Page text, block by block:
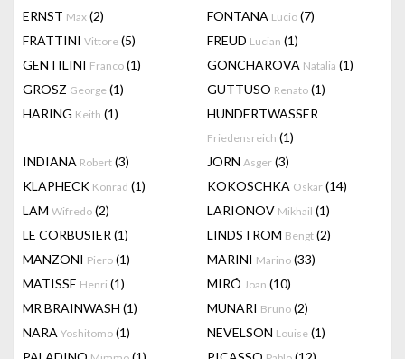
ERNST Max (2) FONTANA Lucio (7)
FRATTINI Vittore (5) FREUD Lucian (1)
GENTILINI Franco (1) GONCHAROVA Natalia (1)
GROSZ George (1) GUTTUSO Renato (1)
HARING Keith (1) HUNDERTWASSER
Friedensreich (1)
INDIANA Robert (3) JORN Asger (3)
KLAPHECK Konrad (1) KOKOSCHKA Oskar (14)
LAM Wifredo (2) LARIONOV Mikhail (1)
LE CORBUSIER (1) LINDSTROM Bengt (2)
MANZONI Piero (1) MARINI Marino (33)
MATISSE Henri (1) MIRÓ Joan (10)
MR BRAINWASH (1) MUNARI Bruno (2)
NARA Yoshitomo (1) NEVELSON Louise (1)